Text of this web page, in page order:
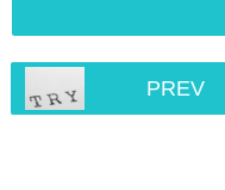
PREV